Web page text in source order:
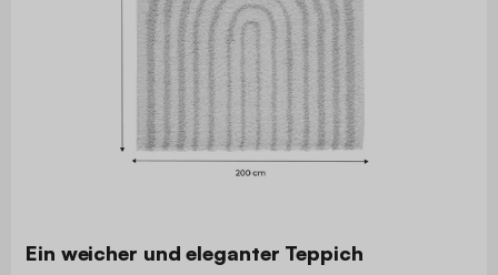
Ein weicher und eleganter Teppich